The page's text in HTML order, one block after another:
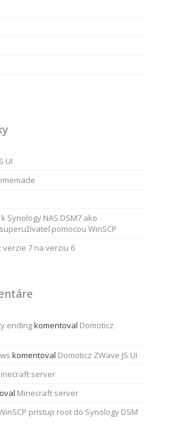
UI
Synology NAS DSM7 ako
pomocou WinSCP
verzie 7 na verziu 6
endingkomentoval Domoticz
komentoval Domoticz ZWave JS UI
server
Minecraft server
prístup root do Synology DSM